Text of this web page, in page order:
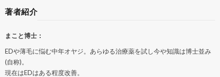
著者紹介
まこと博士：
EDや薄毛に悩む中年オヤジ。あらゆる治療薬を試し今や知識は博士並み
(自称)。
現在はEDはある程度改善。